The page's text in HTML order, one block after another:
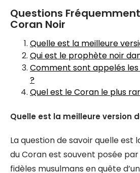
Questions
Coran Noir
Quelle est la meilleure
Qui est le prophète noir
Comment sont appelés
?
Quel est le Coran le plus
Quelle est la meilleure version
La question de savoir quelle est
du Coran est souvent posée
fidèles musulmans en quête